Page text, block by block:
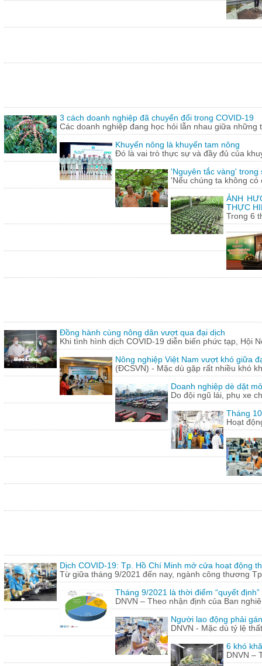
3 cách doanh nghiệp đã chuyển đổi trong COVID-19
Các doanh nghiệp đang học hỏi lẫn nhau giữa những
Khuyến nông là khuyến tam nông
Đó là vai trò thực sự và đầy đủ của
'Nguyên tắc vàng' trong
'Nếu chúng ta không
ẢNH
THỰC
Trong 6
Đồng hành cùng nông dân vượt qua đại dịch
Khi tình hình dịch COVID-19 diễn biến phức tạp, Hội
Nông nghiệp Việt Nam vượt khó giữa
(ĐCSVN) - Mặc dù gặp rất nhiều khó
Doanh nghiệp dè dặt
Do đội ngũ lái, phụ xe
Tháng
Hoạt
Dịch COVID-19: Tp. Hồ Chí Minh mở cửa hoạt động
Từ giữa tháng 9/2021 đến nay, ngành công thương
Tháng 9/2021 là thời điểm “quyết
DNVN – Theo nhận định của Ban
Người lao động phải
DNVN - Mặc dù tỷ lệ
6 khó
DNVN –